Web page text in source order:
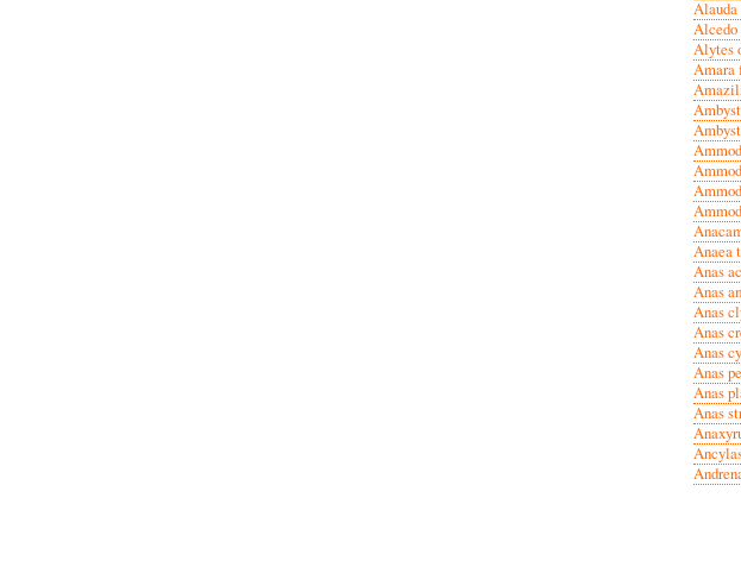
Alauda
Alcedo
Alytes
Amara
Anaea
Anas
Anas
Anas
Anas
Anas
Anas
Anas
Anas